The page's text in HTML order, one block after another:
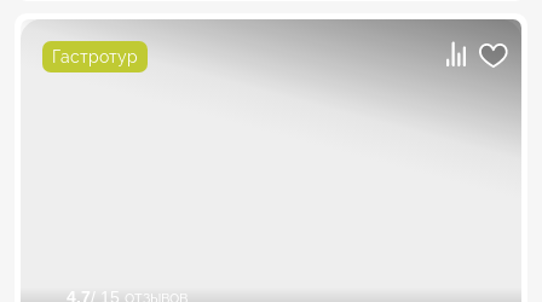
Гастротур
4.7/ 15 отзывов